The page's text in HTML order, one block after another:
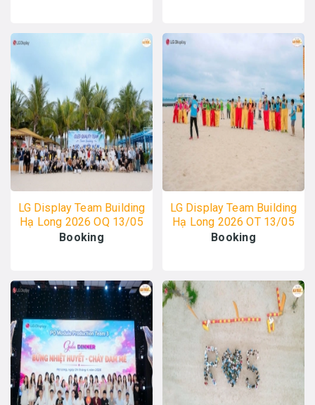
LG Display Team Building
Hạ Long 2026 OQ 13/05
- ALO TOUR
Booking
LG Display Team Building
Hạ Long 2026 OT 13/05
- ALO TOUR
Booking